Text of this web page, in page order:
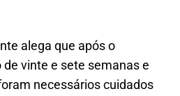
alega que após o
vinte e sete semanas e
necessários cuidados